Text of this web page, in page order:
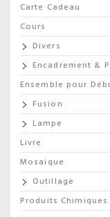
Carte Cadeau
Cours
Divers
Encadrement &
Ensemble pour
Fusion
Lampe
Livre
Mosaique
Outillage
Produits Chimiques